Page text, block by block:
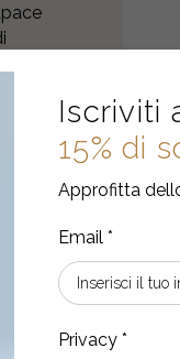
Iscriviti
15% di
Approfitta
di
In